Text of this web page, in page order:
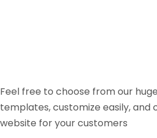
Feel free to choose from our
templates, customize easily, and
website for your customers